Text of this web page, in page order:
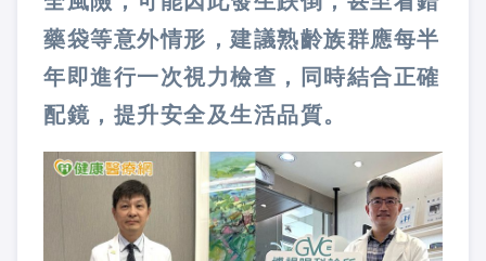
藥袋等意外情形，建議熟齡族群應每半
年即進行一次視力檢查，同時結合正確
配鏡，提升安全及生活品質。